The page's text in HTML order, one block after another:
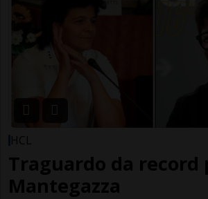
HCL
Traguardo da record
Mantegazza